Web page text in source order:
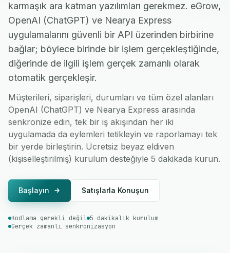
karmaşık ara katman yazılımları gerekmez. eGrow,
OpenAI (ChatGPT) ve Nearya Express
uygulamalarını güvenli bir API üzerinden birbirine
bağlar; böylece birinde bir işlem gerçekleştiğinde,
diğerinde de ilgili işlem gerçek zamanlı olarak
otomatik gerçekleşir.
Müşterileri, siparişleri, durumları ve tüm özel alanları
OpenAI (ChatGPT) ve Nearya Express arasında
senkronize edin, tek bir iş akışından her iki
uygulamada da eylemleri tetikleyin ve raporlamayı tek
bir yerde birleştirin. Ücretsiz beyaz eldiven
(kişiselleştirilmiş) kurulum desteğiyle 5 dakikada kurun.
Başlayın Satışlarla Konuşun
Kodlama gerekli değil 5 dakikalık kurulum
Gerçek zamanlı senkronizasyon